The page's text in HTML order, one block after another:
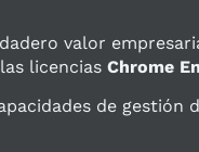
valor
licencias Chrome
de